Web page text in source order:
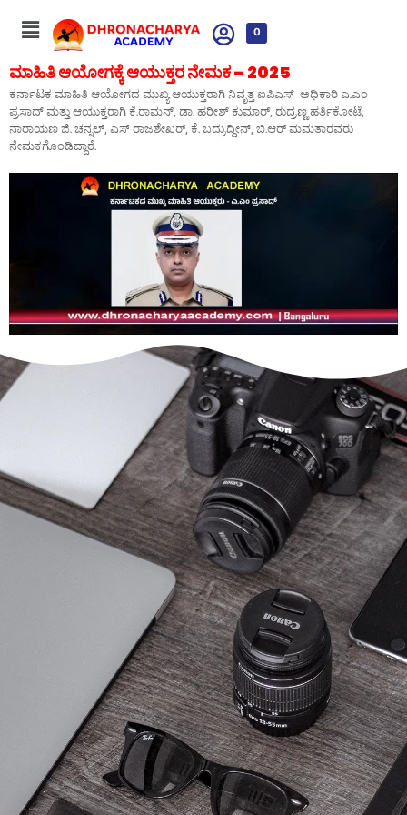
0
ಮಾಹಿತಿ ಆಯೋಗಕ್ಕೆ ಆಯುಕ್ತರ ನೇಮಕ – 2025
ಕರ್ನಾಟಕ ಮಾಹಿತಿ ಆಯೋಗದ ಮುಖ್ಯ ಆಯುಕ್ತರಾಗಿ ನಿವೃತ್ತ ಐಪಿಎಸ್ ಅಧಿಕಾರಿ ಎ.ಎಂ
ಪ್ರಸಾದ್ ಮತ್ತು ಆಯುಕ್ತರಾಗಿ ಕೆ.ರಾಮನ್, ಡಾ. ಹರೀಶ್ ಕುಮಾರ್, ರುದ್ರಣ್ಣ ಹರ್ತಿಕೋಟೆ,
ನಾರಾಯಣ ಜಿ. ಚನ್ನಲ್, ಎಸ್ ರಾಜಶೇಖರ್, ಕೆ. ಬದ್ರುದ್ದೀನ್, ಬಿ.ಆರ್ ಮಮತಾರವರು
ನೇಮಕಗೊಂಡಿದ್ದಾರೆ.